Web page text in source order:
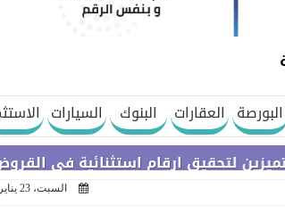
البورصة العقارات البنوك السيارات
استثنائية في القروض الشخصية
السبت، 23 يناير 2021